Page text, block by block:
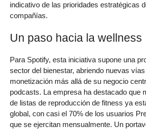
indicativo de las prioridades estratégicas
compañías.
Un paso hacia la wellness
Para Spotify, esta iniciativa supone una
sector del bienestar, abriendo nuevas
monetización más allá de su negocio
podcasts. La empresa ha destacado que
de listas de reproducción de fitness ya
global, con casi el 70% de los usuarios
que se ejercitan mensualmente. Un